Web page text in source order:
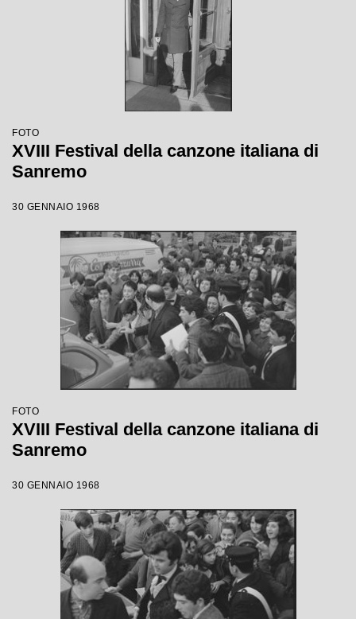
FOTO
XVIII Festival della canzone italiana di
Sanremo
30 GENNAIO 1968
FOTO
XVIII Festival della canzone italiana di
Sanremo
30 GENNAIO 1968